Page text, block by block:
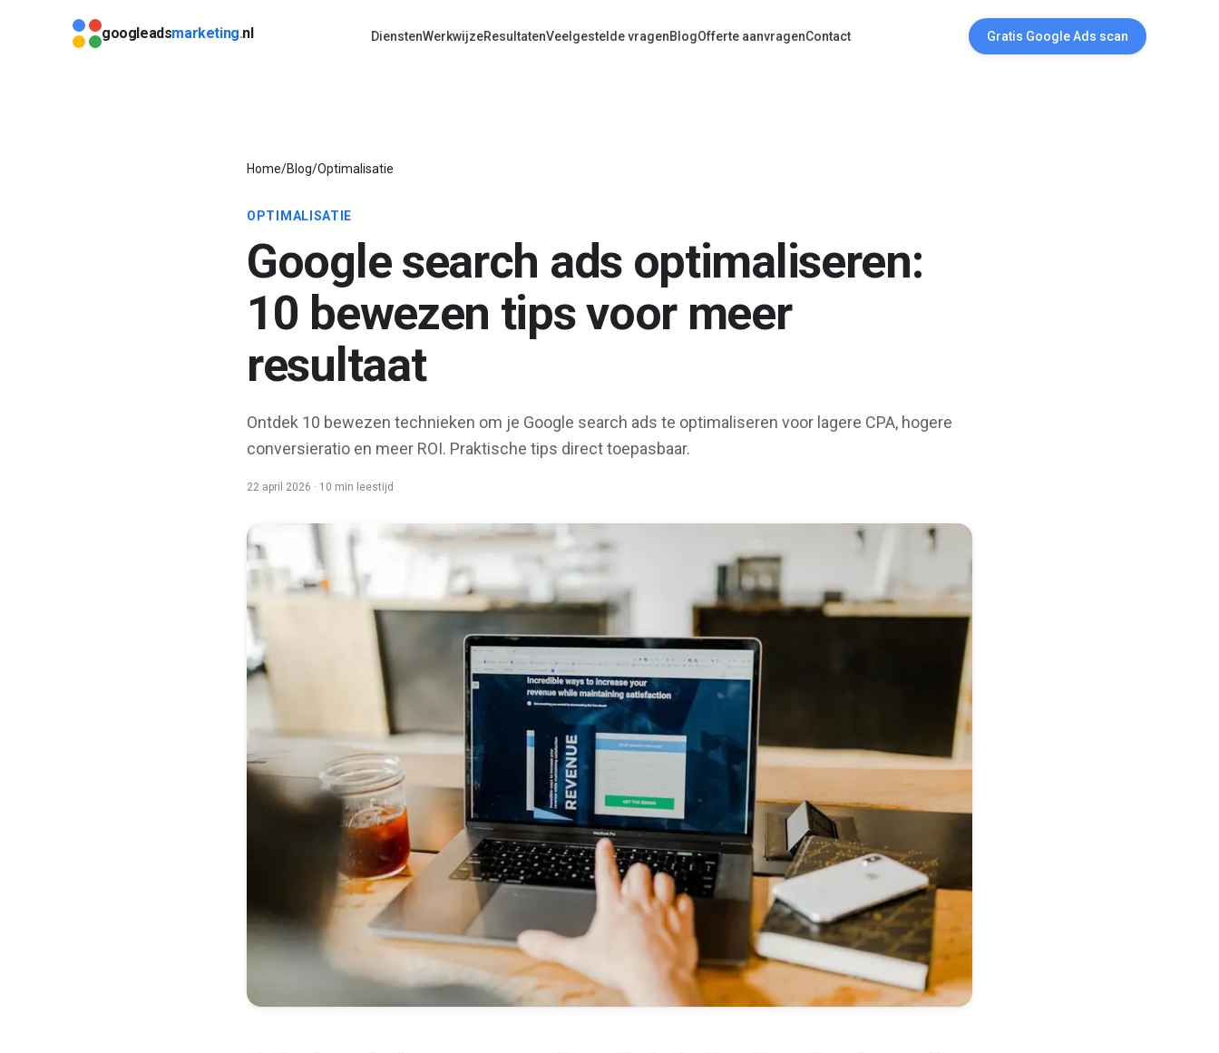
googleadsmarketing.nl DienstenWerkwijzeResultatenVeelgestelde vragenBlogOfferte aanvragenContact Gratis Google Ads scan
Home/Blog/Optimalisatie
OPTIMALISATIE
Google search ads optimaliseren:
10 bewezen tips voor meer
resultaat
Ontdek 10 bewezen technieken om je Google search ads te optimaliseren voor lagere CPA, hogere
conversieratio en meer ROI. Praktische tips direct toepasbaar.
22 april 2026 · 10 min leestijd